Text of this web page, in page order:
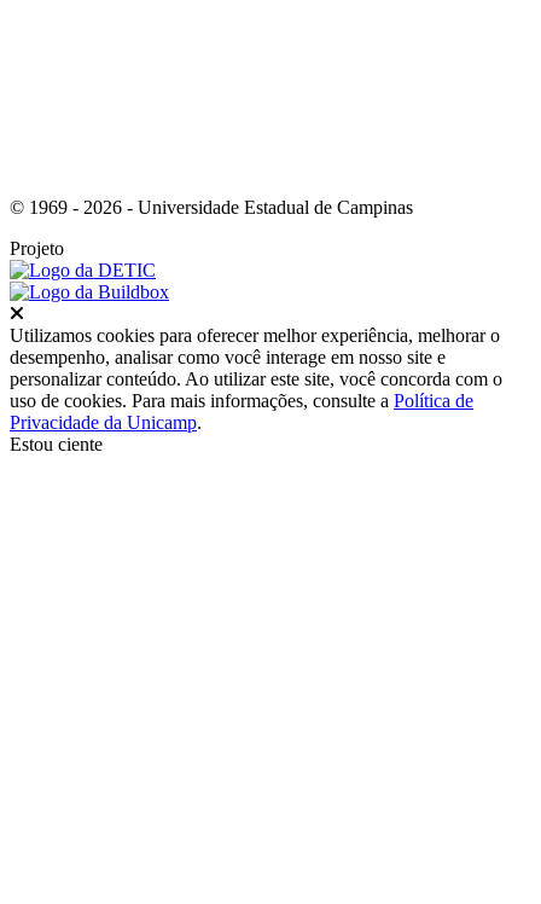
© 1969 - 2026 - Universidade Estadual de Campinas
Projeto
Utilizamos cookies para oferecer melhor experiência, melhorar o
desempenho, analisar como você interage em nosso site e
personalizar conteúdo. Ao utilizar este site, você concorda com o
uso de cookies. Para mais informações, consulte a Política de
Privacidade da Unicamp.
Estou ciente